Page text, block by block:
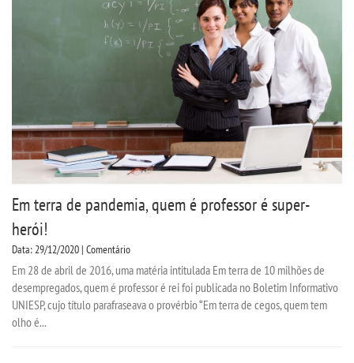
Em terra de pandemia, quem é professor é super-
herói!
Data: 29/12/2020 | Comentário
Em 28 de abril de 2016, uma matéria intitulada Em terra de 10 milhões de
desempregados, quem é professor é rei foi publicada no Boletim Informativo
UNIESP, cujo título parafraseava o provérbio “Em terra de cegos, quem tem
olho é...